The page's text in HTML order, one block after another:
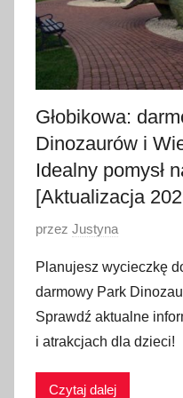
Głobikowa:
Dinozaurów i
Idealny pomysł
[Aktualizacja
O
u
b
l
i
przez Justyna
Planujesz wycieczkę
darmowy Park
Sprawdź aktualne
i atrakcjach dla dzieci!
Czytaj dalej